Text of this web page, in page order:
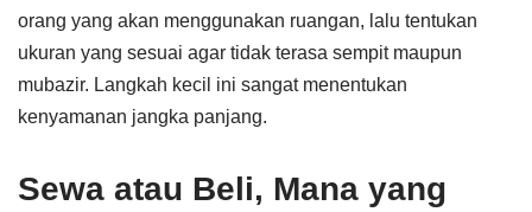
orang yang akan menggunakan ruangan, lalu tentukan
ukuran yang sesuai agar tidak terasa sempit maupun
mubazir. Langkah kecil ini sangat menentukan
kenyamanan jangka panjang.
Sewa atau Beli, Mana yang